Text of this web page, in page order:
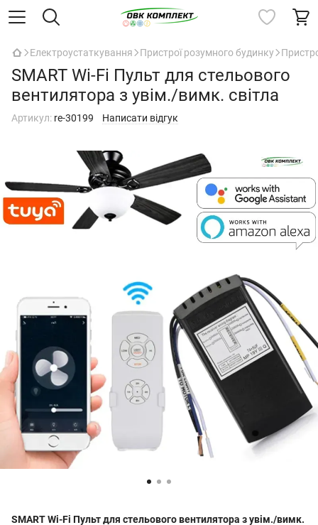
Електроустаткування Пристрої розумного будинку
SMART Wi-Fi Пульт для стельового
вентилятора з увім./вимк. світла
Артикул: re-30199 Написати відгук
SMART Wi-Fi Пульт для стельового вентилятора з увім./вимк.